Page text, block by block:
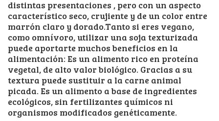
distintas presentaciones , pero con un aspecto
característico seco, crujiente y de un color entre
marrón claro y dorado.Tanto si eres vegano,
como omnívoro, utilizar una soja texturizada
puede aportarte muchos beneficios en la
alimentación: Es un alimento rico en proteína
vegetal, de alto valor biológico. Gracias a su
textura puede sustituir a la carne animal
picada. Es un alimento a base de ingredientes
ecológicos, sin fertilizantes químicos ni
organismos modificados genéticamente.